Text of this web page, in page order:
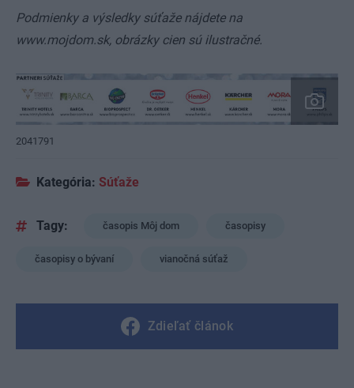
Podmienky a výsledky súťaže nájdete na
www.mojdom.sk, obrázky cien sú ilustračné.
2041791
Kategória: Súťaže
Tagy: časopis Môj dom časopisy
časopisy o bývaní vianočná súťaž
Zdieľať článok